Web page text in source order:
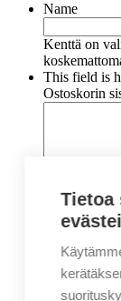
Name
Kenttä on
This field is
Ostoskorin
Nimi*
Tietoa